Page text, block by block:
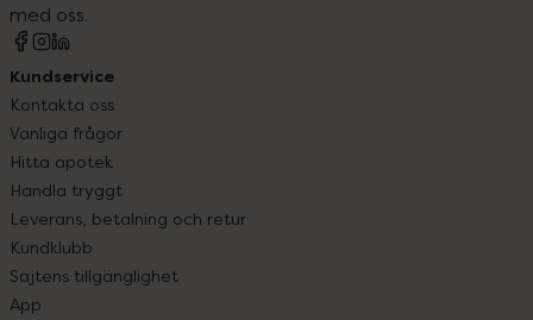
med oss.
Kundservice
Kontakta oss
Vanliga frågor
Hitta apotek
Handla tryggt
Leverans, betalning och retur
Kundklubb
Sajtens tillgänglighet
App